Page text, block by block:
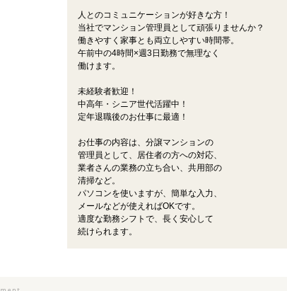
人とのコミュニケーションが好きな方！
当社でマンション管理員として頑張りませんか？
働きやすく家事とも両立しやすい時間帯。
午前中の4時間×週3日勤務で無理なく
働けます。
未経験者歓迎！
中高年・シニア世代活躍中！
定年退職後のお仕事に最適！
お仕事の内容は、分譲マンションの
管理員として、居住者の方への対応、
業者さんの業務の立ち合い、共用部の
清掃など。
パソコンを使いますが、簡単な入力、
メールなどが使えればOKです。
適度な勤務シフトで、長く安心して
続けられます。